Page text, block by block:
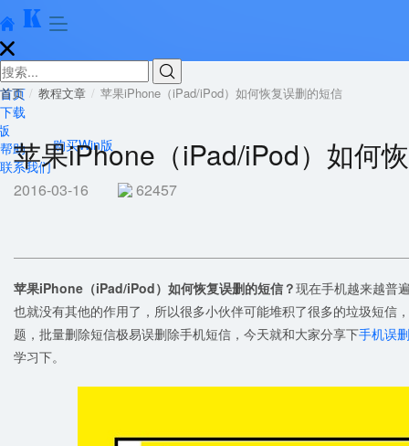
  


首页
下载
购买Win版
帮助
联系我们
首页 教程文章 苹果iPhone（iPad/iPod）如何恢复误删的短信
苹果iPhone（iPad/iPod）如何
2016-03-16 62457
苹果iPhone（iPad/iPod）如何恢复误删的短信？现在手机越来越普
也就没有其他的作用了，所以很多小伙伴可能堆积了很多的垃圾短信
题，批量删除短信极易误删除手机短信，今天就和大家分享下手机误
学习下。